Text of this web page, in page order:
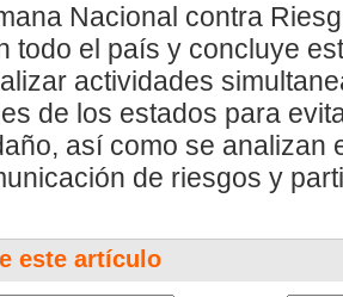
Nacional contra
todo el país y concluye
actividades
de los estados para
así como se analizan
de riesgos y
este artículo